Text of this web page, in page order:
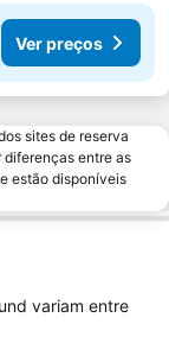
Ver preços
sites de reserva
diferenças entre as
estão disponíveis
variam entre